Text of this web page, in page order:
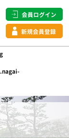
会員ログイン
新規会員登録